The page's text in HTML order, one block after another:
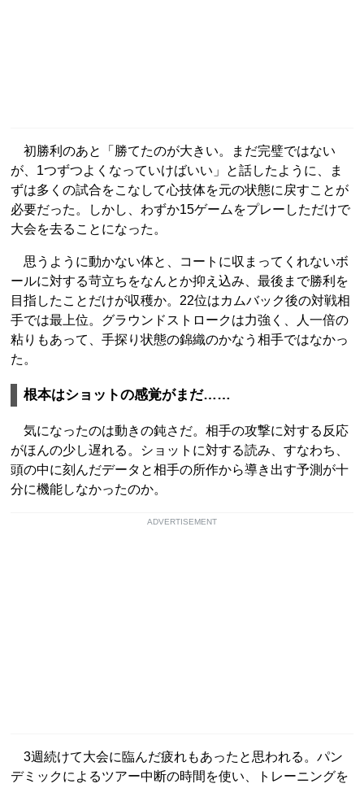
初勝利のあと「勝てたのが大きい。まだ完璧ではない
が、1つずつよくなっていけばいい」と話したように、ま
ずは多くの試合をこなして心技体を元の状態に戻すことが
必要だった。しかし、わずか15ゲームをプレーしただけで
大会を去ることになった。
思うように動かない体と、コートに収まってくれないボ
ールに対する苛立ちをなんとか抑え込み、最後まで勝利を
目指したことだけが収穫か。22位はカムバック後の対戦相
手では最上位。グラウンドストロークは力強く、人一倍の
粘りもあって、手探り状態の錦織のかなう相手ではなかっ
た。
根本はショットの感覚がまだ……
気になったのは動きの鈍さだ。相手の攻撃に対する反応
がほんの少し遅れる。ショットに対する読み、すなわち、
頭の中に刻んだデータと相手の所作から導き出す予測が十
分に機能しなかったのか。
ADVERTISEMENT
3週続けて大会に臨んだ疲れもあったと思われる。パン
デミックによるツアー中断の時間を使い、トレーニングを